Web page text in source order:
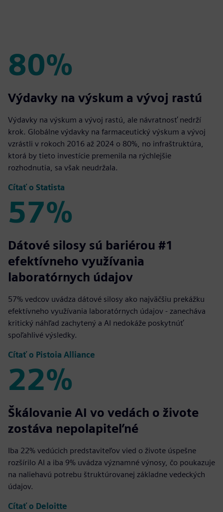
80%
80%
Výdavky na výskum a vývoj rastú
Výdavky na výskum a vývoj rastú, ale návratnosť nedrží
krok. Globálne výdavky na farmaceutický výskum a vývoj
vzrástli v rokoch 2016 až 2024 o 80%, no infraštruktúra,
ktorá by tieto investície premenila na rýchlejšie
rozhodnutia, sa však neudržala.
Čítať o Statista
57%
57%
Dátové silosy sú bariérou #1
efektívneho využívania
laboratórnych údajov
57% vedcov uvádza dátové silosy ako najväčšiu prekážku
efektívneho využívania laboratórnych údajov - zanecháva
kritický náhľad zachytený a AI nedokáže poskytnúť
spoľahlivé výsledky.
Čítať o Pistoia Alliance
22%
22%
Škálovanie AI vo vedách o živote
zostáva nepolapiteľné
Iba 22% vedúcich predstaviteľov vied o živote úspešne
rozšírilo AI a iba 9% uvádza významné výnosy, čo poukazuje
na naliehavú potrebu štruktúrovanej základne vedeckých
údajov.
Čítať o Deloitte